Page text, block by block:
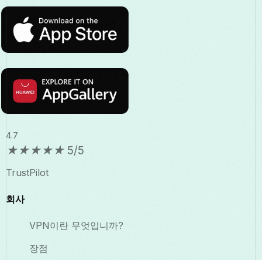
4.7
★★★★★ 5/5
TrustPilot
회사
VPN이란 무엇입니까?
장점